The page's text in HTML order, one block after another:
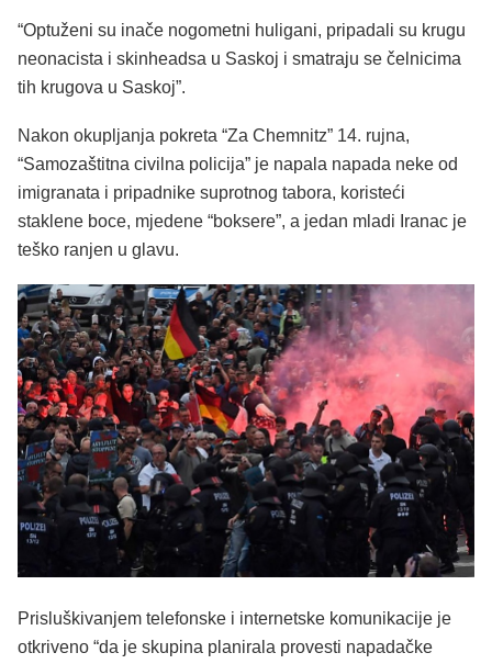
“Optuženi su inače nogometni huligani, pripadali su krugu
neonacista i skinheadsa u Saskoj i smatraju se čelnicima
tih krugova u Saskoj”.
Nakon okupljanja pokreta “Za Chemnitz” 14. rujna,
“Samozaštitna civilna policija” je napala napada neke od
imigranata i pripadnike suprotnog tabora, koristeći
staklene boce, mjedene “boksere”, a jedan mladi Iranac je
teško ranjen u glavu.
Prisluškivanjem telefonske i internetske komunikacije je
otkriveno “da je skupina planirala provesti napadačke